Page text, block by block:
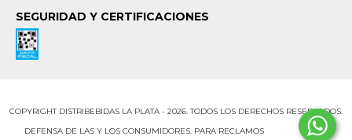
SEGURIDAD Y CERTIFICACIONES
COPYRIGHT DISTRIBEBIDAS LA PLATA - 2026. TODOS LOS DERECHOS RESERVADOS.
DEFENSA DE LAS Y LOS CONSUMIDORES. PARA RECLAMOS
INGRESÁ ACÁ.